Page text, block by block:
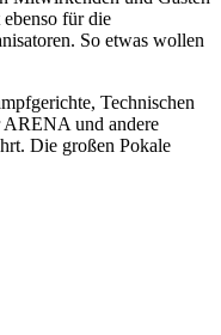
für die
So etwas wollen
Technischen
ARENA und andere
Die großen Pokale